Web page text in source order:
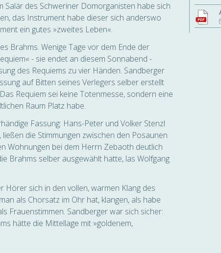
Salär des Schweriner Domorganisten habe sich
das Instrument habe dieser sich anderswo
ein gutes »zweites Leben«.
Brahms. Wenige Tage vor dem Ende der
- sie endet an diesem Sonnabend -
des Requiems zu vier Händen. Sandberger
auf Bitten seines Verlegers selber erstellt
Requiem sei keine Totenmesse, sondern eine
Raum Platz habe.
Fassung: Hans-Peter und Volker Stenzl
die Stimmungen zwischen den Posaunen
Wohnungen bei dem Herrn Zebaoth deutlich
Brahms selber ausgewählt hatte, las Wolfgang
Hörer sich in den vollen, warmen Klang des
als Chorsatz im Ohr hat, klangen, als habe
Frauenstimmen. Sandberger war sich sicher:
hätte die Mittellage mit »goldenem,